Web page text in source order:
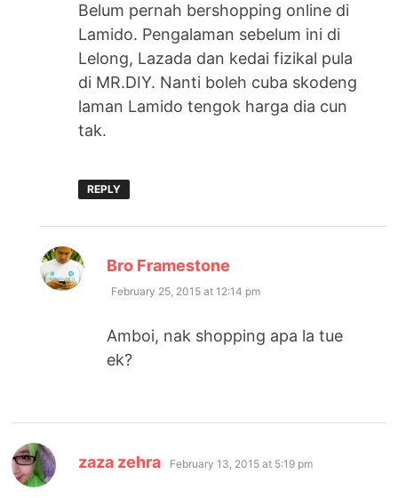
Belum pernah bershopping online di
Lamido. Pengalaman sebelum ini di
Lelong, Lazada dan kedai fizikal pula
di MR.DIY. Nanti boleh cuba skodeng
laman Lamido tengok harga dia cun
tak.
REPLY
Bro Framestone
February 25, 2015 at 12:14 pm
Amboi, nak shopping apa la tue
ek?
zaza zehra says:
February 13, 2015 at 5:19 pm